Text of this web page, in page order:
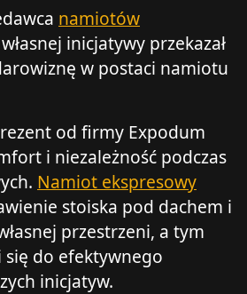
namiotów
inicjatywy przekazał
w postaci namiotu
od firmy Expodum
i niezależność podczas
Namiot ekspresowy
stoiska pod dachem i
przestrzeni, a tym
się do efektywnego
inicjatyw.